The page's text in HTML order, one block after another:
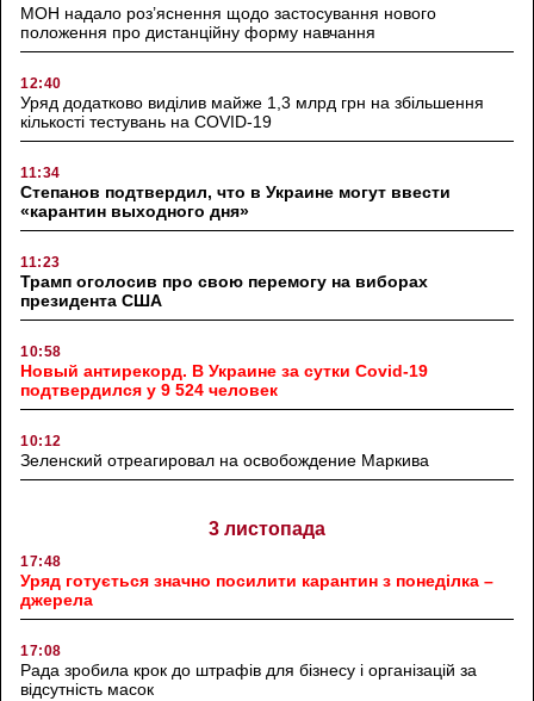
МОН надало роз’яснення щодо застосування нового
положення про дистанційну форму навчання
12:40
Уряд додатково виділив майже 1,3 млрд грн на збільшення
кількості тестувань на COVID-19
11:34
Степанов подтвердил, что в Украине могут ввести
«карантин выходного дня»
11:23
Трамп оголосив про свою перемогу на виборах
президента США
10:58
Новый антирекорд. В Украине за сутки Covid-19
подтвердился у 9 524 человек
10:12
Зеленский отреагировал на освобождение Маркива
3 листопада
17:48
Уряд готується значно посилити карантин з понеділка –
джерела
17:08
Рада зробила крок до штрафів для бізнесу і організацій за
відсутність масок